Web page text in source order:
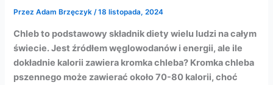
PrzezAdam Brzęczyk/18 listopada, 2024
Chleb to podstawowy składnik diety wielu ludzi na całym
świecie. Jest źródłem węglowodanów i energii, ale ile
dokładnie kalorii zawiera kromka chleba? Kromka chleba
pszennego może zawierać około 70-80 kalorii, choć